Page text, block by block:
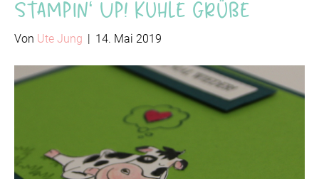
Stampin‘ Up! Kuhle Grüße
Von Ute Jung | 14. Mai 2019